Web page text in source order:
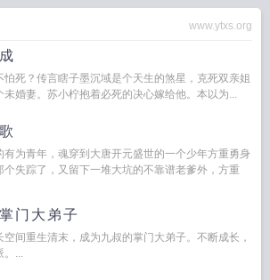
www.ytxs.org
怕死？传言瞎子墨沉域是个天生的煞星，克死双亲姐
未婚妻。苏小柠抱着必死的决心嫁给他。本以为...
有为青年，魂穿到大唐开元盛世的一个少年方重勇身
个失踪了，又留下一堆大坑的不靠谱老爹外，方重
门大弟子
空间重生清末，成为九叔的掌门大弟子。不断成长，
。...